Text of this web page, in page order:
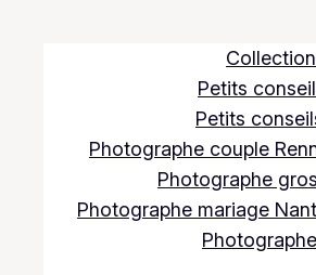
Petits
Petits
Photographe couple
Photographe
Photographe mariage